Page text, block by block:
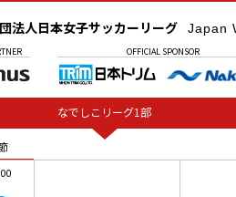
法人日本女子サッカーリーグ Japan
OFFICIAL SPONSOR
なでしこリーグ1部